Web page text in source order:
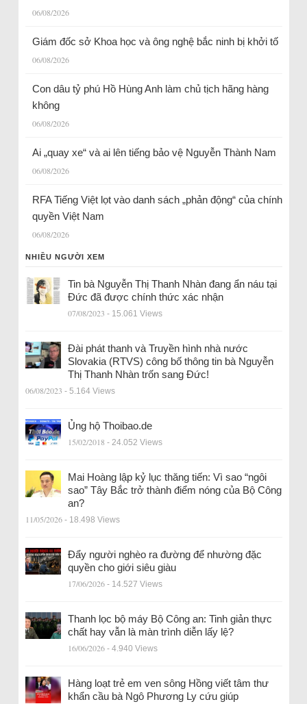
06/08/2026
Giám đốc sở Khoa học và ông nghệ bắc ninh bị khởi tố
06/08/2026
Con dâu tỷ phú Hồ Hùng Anh làm chủ tịch hãng hàng
không
06/08/2026
Ai „quay xe“ và ai lên tiếng bảo vệ Nguyễn Thành Nam
06/08/2026
RFA Tiếng Việt lọt vào danh sách „phản động“ của chính
quyền Việt Nam
06/08/2026
NHIỀU NGƯỜI XEM
Tin bà Nguyễn Thị Thanh Nhàn đang ẩn náu tại
Đức đã được chính thức xác nhận
07/08/2023 - 15.061 Views
Đài phát thanh và Truyền hình nhà nước
Slovakia (RTVS) công bố thông tin bà Nguyễn
Thị Thanh Nhàn trốn sang Đức!
06/08/2023 - 5.164 Views
Ủng hộ Thoibao.de
15/02/2018 - 24.052 Views
Mai Hoàng lập kỷ lục thăng tiến: Vì sao “ngôi
sao” Tây Bắc trở thành điểm nóng của Bộ Công
an?
11/05/2026 - 18.498 Views
Đẩy người nghèo ra đường để nhường đặc
quyền cho giới siêu giàu
17/06/2026 - 14.527 Views
Thanh lọc bộ máy Bộ Công an: Tinh giản thực
chất hay vẫn là màn trình diễn lấy lệ?
16/06/2026 - 4.940 Views
Hàng loạt trẻ em ven sông Hồng viết tâm thư
khẩn cầu bà Ngô Phương Ly cứu giúp